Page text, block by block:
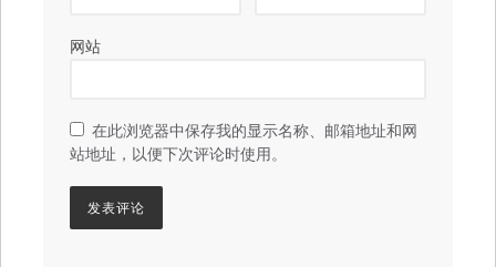
网站
在此浏览器中保存我的显示名称、邮箱地址和网
站地址，以便下次评论时使用。